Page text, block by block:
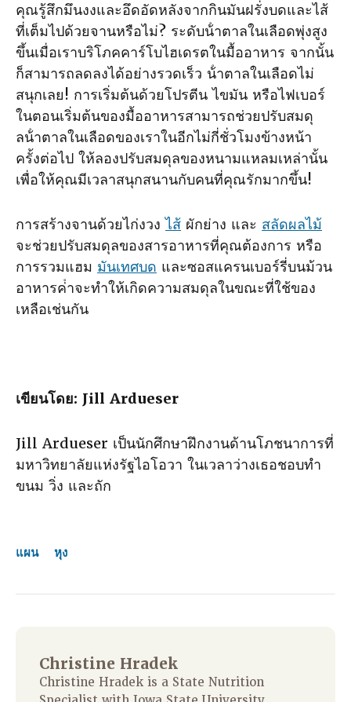
คุณรู้สึกมึนงงและอึดอัดหลังจากกินมันฝรั่งบดและไส้
ที่เต็มไปด้วยจานหรือไม่? ระดับน้ําตาลในเลือดพุ่งสูง
ขึ้นเมื่อเราบริโภคคาร์โบไฮเดรตในมื้ออาหาร จากนั้น
ก็สามารถลดลงได้อย่างรวดเร็ว น้ําตาลในเลือดไม่
สนุกเลย! การเริ่มต้นด้วยโปรตีน ไขมัน หรือไฟเบอร์
ในตอนเริ่มต้นของมื้ออาหารสามารถช่วยปรับสมดุ
ลน้ําตาลในเลือดของเราในอีกไม่กี่ชั่วโมงข้างหน้า
ครั้งต่อไป ให้ลองปรับสมดุลของหนามแหลมเหล่านั้น
เพื่อให้คุณมีเวลาสนุกสนานกับคนที่คุณรักมากขึ้น!
การสร้างจานด้วยไก่งวงไส้ ผักย่าง และ สลัดผลไม้
จะช่วยปรับสมดุลของสารอาหารที่คุณต้องการ หรือ
การรวมแฮม มันเทศบด และซอสแครนเบอร์รี่บนม้วน
อาหารค่ําจะทําให้เกิดความสมดุลในขณะที่ใช้ของ
เหลือเช่นกัน
เขียนโดย: Jill Ardueser
Jill Ardueser เป็นนักศึกษาฝึกงานด้านโภชนาการที่
มหาวิทยาลัยแห่งรัฐไอโอวา ในเวลาว่างเธอชอบทํา
ขนม วิ่ง และถัก
แผน หุง
Christine Hradek
Christine Hradek is a State Nutrition